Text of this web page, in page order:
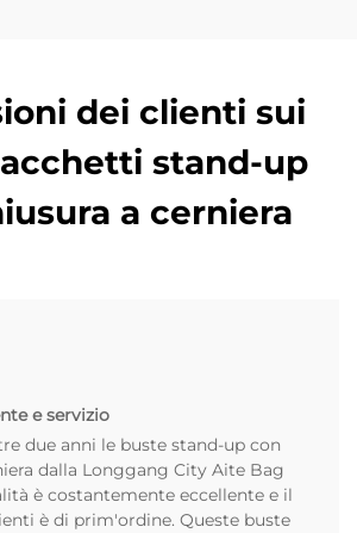
dei clienti sui
stand-up
a cerniera
e servizio
due anni le buste stand-up con
dalla Longgang City Aite Bag
è costantemente eccellente e il
è di prim'ordine. Queste buste